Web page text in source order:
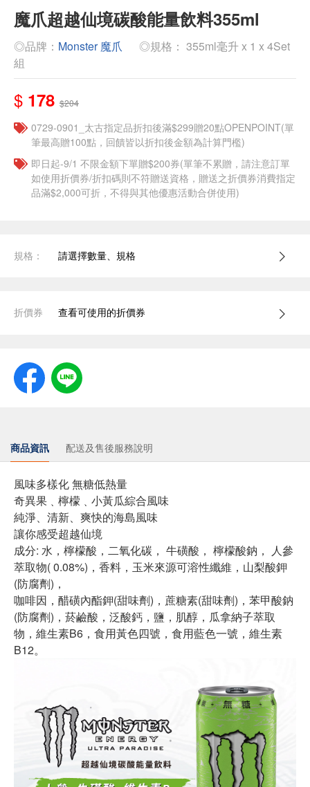
魔爪超越仙境碳酸能量飲料355ml
◎品牌： Monster 魔爪
◎規格： 355ml毫升 x 1 x 4Set
組
$ 178 $204
0729-0901_太古指定品折扣後滿$299贈20點OPENPOINT(單
筆最高贈100點，回饋皆以折扣後金額為計算門檻)
即日起-9/1 不限金額下單贈$200券(單筆不累贈，請注意訂單
如使用折價券/折扣碼則不符贈送資格，贈送之折價券消費指定
品滿$2,000可折，不得與其他優惠活動合併使用)
規格： 請選擇數量、規格
折價券 查看可使用的折價券
商品資訊 配送及售後服務說明
風味多樣化 無糖低熱量
奇異果﹑檸檬﹑小黃瓜綜合風味
純淨、清新、爽快的海島風味
讓你感受超越仙境
成分: 水，檸檬酸，二氧化碳， 牛磺酸， 檸檬酸鈉， 人參
萃取物( 0.08%)，香料，玉米來源可溶性纖維，山梨酸鉀
(防腐劑)，
咖啡因，醋磺內酯鉀(甜味劑)，蔗糖素(甜味劑)，苯甲酸鈉
(防腐劑)，菸鹼酸，泛酸鈣，鹽，肌醇，瓜拿納子萃取
物，維生素B6，食用黃色四號，食用藍色一號，維生素
B12。